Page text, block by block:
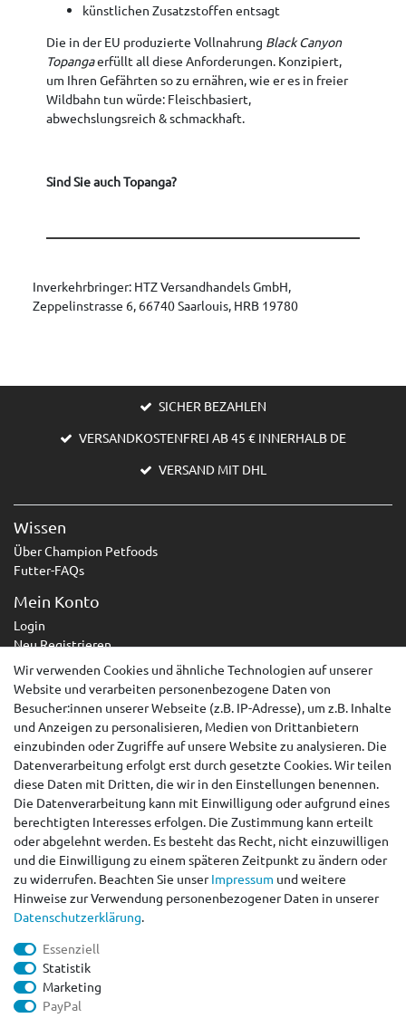
künstlichen Zusatzstoffen entsagt
Die in der EU produzierte Vollnahrung Black Canyon
Topangaerfüllt all diese Anforderungen. Konzipiert,
um Ihren Gefährten so zu ernähren, wie er es in freier
Wildbahn tun würde: Fleischbasiert,
abwechslungsreich & schmackhaft.
Sind Sie auch Topanga?
Inverkehrbringer: HTZ Versandhandels GmbH,
Zeppelinstrasse 6, 66740 Saarlouis, HRB 19780
SICHER BEZAHLEN
VERSANDKOSTENFREI AB 45 € INNERHALB DE
VERSAND MIT DHL
Wissen
Über Champion Petfoods
Futter-FAQs
Mein Konto
Login
Neu Registrieren
Service
Zahlungsarten
Versandarten & -kosten
Kontakt
Widerrufsrecht
Widerruf erklären
AGB
Impressum
Datenschutzerklärung
Barrierefreiheitserklärung
Kontakt
+49 (0)39203/ 962101
info@peteo.de
Mo. - Fr. 9.30 - 15.30 Uhr
Wir verwenden Cookies und ähnliche Technologien auf unserer
Website und verarbeiten personenbezogene Daten von
Besucher:innen unserer Webseite (z.B. IP-Adresse), um z.B. Inhalte
und Anzeigen zu personalisieren, Medien von Drittanbietern
einzubinden oder Zugriffe auf unsere Website zu analysieren. Die
Datenverarbeitung erfolgt erst durch gesetzte Cookies. Wir teilen
diese Daten mit Dritten, die wir in den Einstellungen benennen.
Die Datenverarbeitung kann mit Einwilligung oder aufgrund eines
berechtigten Interesses erfolgen. Die Zustimmung kann erteilt
oder abgelehnt werden. Es besteht das Recht, nicht einzuwilligen
und die Einwilligung zu einem späteren Zeitpunkt zu ändern oder
zu widerrufen. Beachten Sie unserImpressum und weitere
Hinweise zur Verwendung personenbezogener Daten in unserer
Daten­schutz­erklärung.
Essenziell
Statistik
Marketing
PayPal